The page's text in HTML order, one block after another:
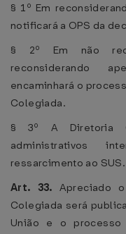
§ 1º Em
notificará a OPS da
§ 2º Em não
reconsiderando
encaminhará o
Colegiada.
§ 3º A Diretoria
administrativos
ressarcimento ao SUS.
Art. 33. Apreciado
Colegiada será
União e o processo